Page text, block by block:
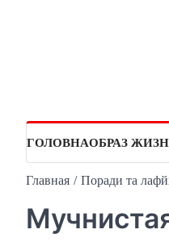
ГОЛОВНАОБРАЗ
Главная Поради та